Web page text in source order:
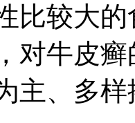
比较大
对牛皮
主、多